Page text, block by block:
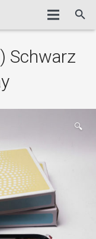
Schwarz
🔍